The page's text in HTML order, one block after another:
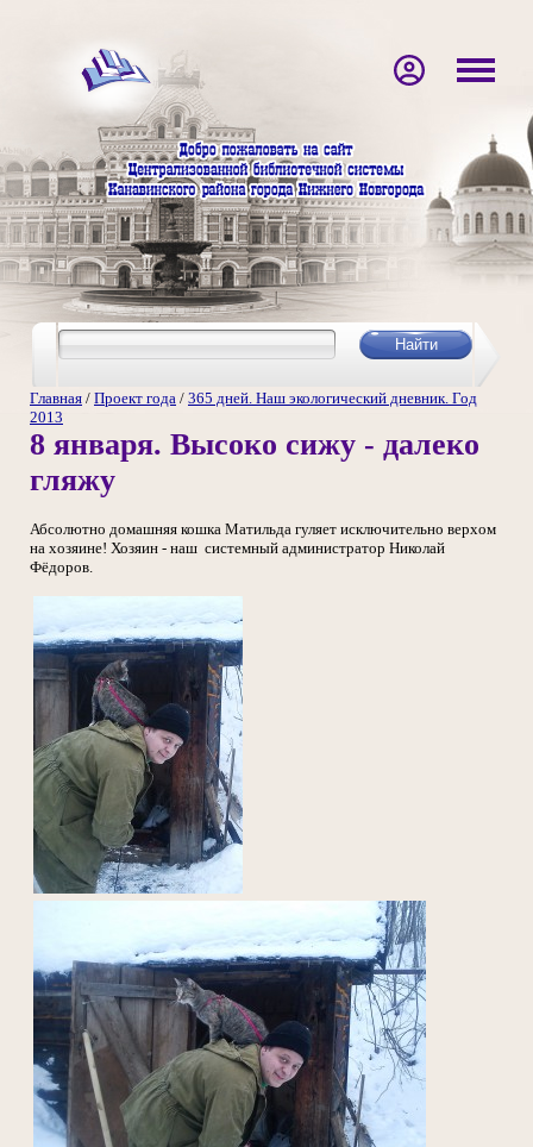
Главная / Проект года / 365 дней. Наш экологический дневник. Год
2013
8 января. Высоко сижу - далеко
гляжу
Абсолютно домашняя кошка Матильда гуляет исключительно верхом
на хозяине! Хозяин - наш системный администратор Николай
Фёдоров.